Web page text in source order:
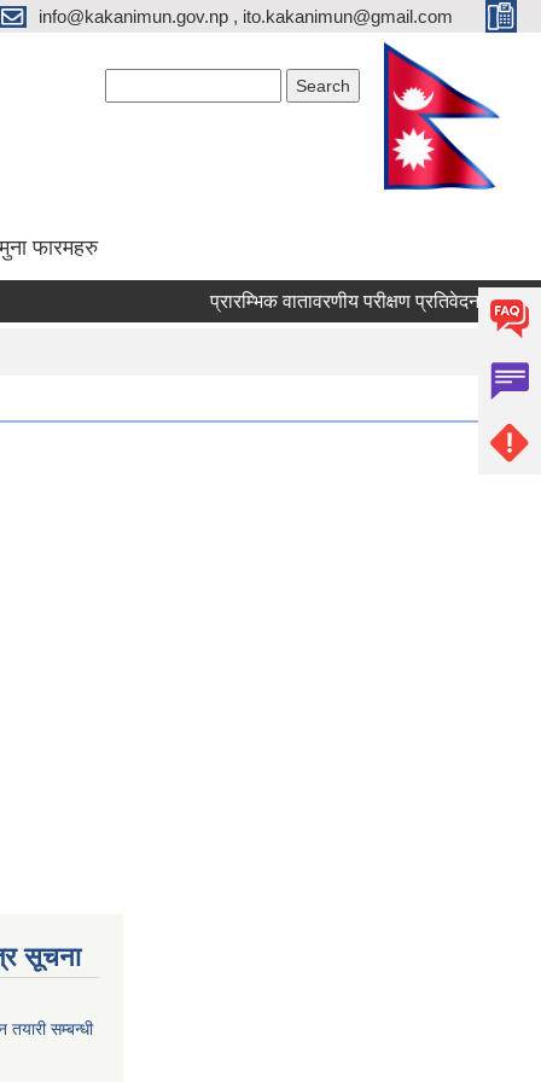
info@kakanimun.gov.np , ito.kakanimun@gmail.com
फारमहरु
प्रारम्भिक वातावरणीय परीक्षण प्रतिवेदन तयारी
सूचना
तयारी सम्बन्धी